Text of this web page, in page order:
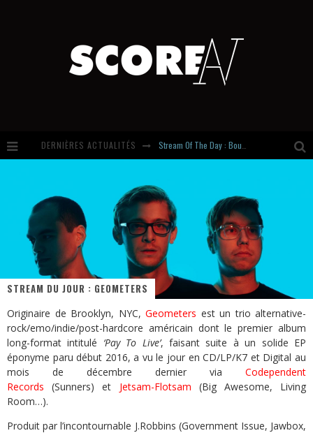
DERNIÈRES ACTUALITÉS
Russian Circles share « Empath » & « Eluvial » singles. Same Language. Different Damage.
Introducing Newcomer : Gudewife
STREAM DU JOUR : GEOMETERS
Originaire de Brooklyn, NYC, Geometers est un trio alternative-
rock/emo/indie/post-hardcore américain dont le premier album
long-format intitulé ‘Pay To Live’, faisant suite à un solide EP
éponyme paru début 2016, a vu le jour en CD/LP/K7 et Digital au
mois de décembre dernier via Codependent
Records (Sunners) et Jetsam-Flotsam (Big Awesome, Living
Room…).
Produit par l’incontournable J.Robbins (Government Issue, Jawbox,